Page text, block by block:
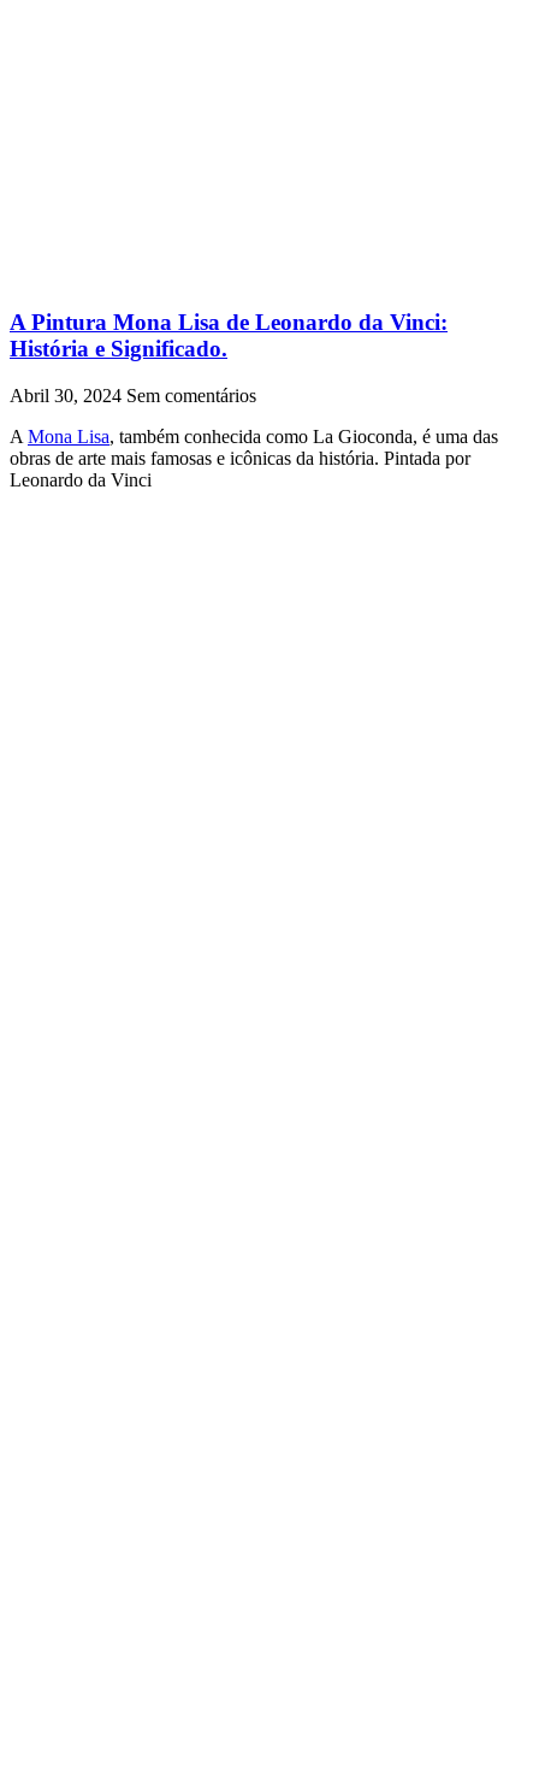
A Pintura Mona Lisa de Leonardo da Vinci:
História e Significado.
Abril 30, 2024 Sem comentários
A Mona Lisa, também conhecida como La Gioconda, é uma das
obras de arte mais famosas e icônicas da história. Pintada por
Leonardo da Vinci